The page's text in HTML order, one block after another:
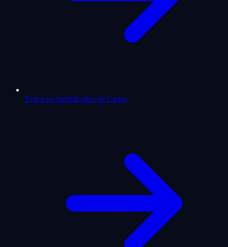
Todos os Significados de Cartas